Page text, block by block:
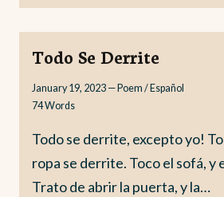
Todo Se Derrite
January 19, 2023 — Poem / Español
74Words
Todo se derrite, excepto yo!
ropa se derrite. Toco el sofá, y
Trato de abrir la puerta, y la…